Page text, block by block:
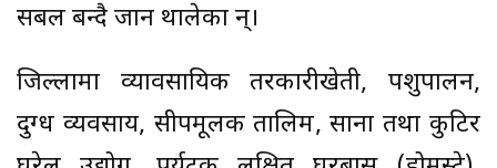
सबल बन्दै जान थालेका हुन्।
जिल्लामा व्यावसायिक तरकारीखेती, पशुपालन,
दुग्ध व्यवसाय, सीपमूलक तालिम, साना तथा कुटिर